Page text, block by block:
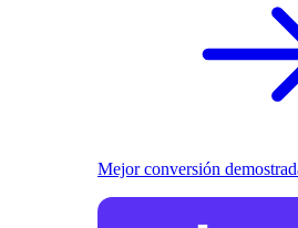
Mejor conversión